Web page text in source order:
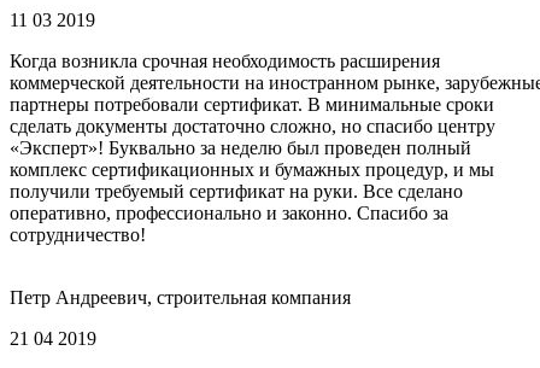
11 03 2019
Когда возникла срочная необходимость расширения
коммерческой деятельности на иностранном рынке,
партнеры потребовали сертификат. В минимальные сроки
сделать документы достаточно сложно, но спасибо центру
«Эксперт»! Буквально за неделю был проведен полный
комплекс сертификационных и бумажных процедур, и мы
получили требуемый сертификат на руки. Все сделано
оперативно, профессионально и законно. Спасибо за
сотрудничество!
Петр Андреевич, строительная компания
21 04 2019